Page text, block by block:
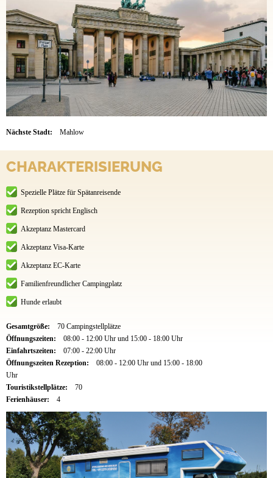
Nächste Stadt: Mahlow
CHARAKTERISIERUNG
Spezielle Plätze für Spätanreisende
Rezeption spricht Englisch
Akzeptanz Mastercard
Akzeptanz Visa-Karte
Akzeptanz EC-Karte
Familienfreundlicher Campingplatz
Hunde erlaubt
Gesamtgröße:
70 Campingstellplätze
Öffnungszeiten:
08:00 - 12:00 Uhr und 15:00 - 18:00 Uhr
Einfahrtszeiten:
07:00 - 22:00 Uhr
Öffnungszeiten Rezeption:
08:00 - 12:00 Uhr und 15:00 - 18:00
Uhr
Touristikstellplätze:
70
Ferienhäuser:
4